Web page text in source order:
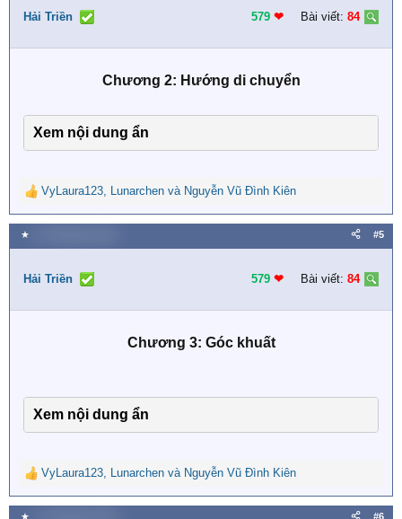
i
n
Hải Triền 579 ❤︎ Bài viết: 84
Chương 2: Hướng di chuyển
Xem nội dung ẩn
R
e
a
c
i
n
VyLaura123, Lunarchen và Nguyễn Vũ Đình Kiên
★ #5
Hải Triền 579 ❤︎ Bài viết: 84
Chương 3: Góc khuất
Xem nội dung ẩn
R
e
a
VyLaura123, Lunarchen và Nguyễn Vũ Đình Kiên
★ #6